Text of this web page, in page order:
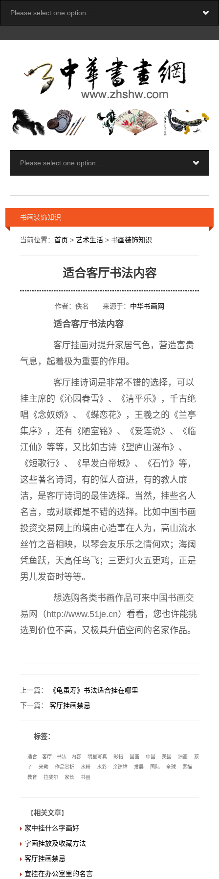
书画装饰知识
当前位置： 首页 > 艺术生活 > 书画装饰知识
适合客厅书法内容
作者：佚名 来源于： 中华书画网
适合客厅书法内容
客厅挂画对提升家居气色，营造富贵
气息，起着极为重要的作用。
客厅挂诗词是非常不错的选择，可以
挂主席的《沁园春雪》、《清平乐》，千古绝
唱《念奴娇》、《蝶恋花》，王羲之的《兰亭
集序》，还有《陋室铭》、《爱莲说》、《临
江仙》等等，又比如古诗《望庐山瀑布》、
《短歌行》、《早发白帝城》、《石竹》等，
这些著名诗词，有的催人奋进，有的教人廉
洁，是客厅诗词的最佳选择。当然，挂些名人
名言，或对联都是不错的选择。比如中国书画
投资交易网上的境由心造事在人为，高山流水
丝竹之音相映，以琴会友乐乐之情何欢；海阔
凭鱼跃，天高任鸟飞；三更灯火五更鸡，正是
男儿发奋时等等。
想选购各类书画作品可来中国书画交
易网
（ http://www.51je.cn）看看，您也许能挑
选到价位不高，又极具升值空间的名家作品。
上一篇：
《龟虽寿》书法适合挂在哪里
下一篇： 客厅挂画禁忌
标签：
适合 客厅 书法 内容 明星写真 彩铅 国画 中国 美国 油画
孩
子
米勒 作品赏析 水粉 水彩 余建祥 发展 国际 全球
素描
教育
拉斐尔 家长 书画
【相关文章】
家中挂什么字画好
字画挂放及收藏方法
客厅挂画禁忌
宜挂在办公室里的名言